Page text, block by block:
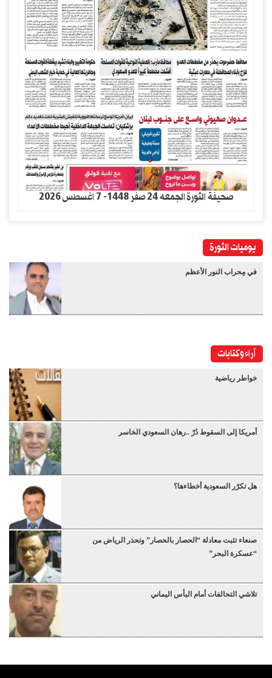
صحيفة الثورة الجمعه 24 صفر 1448- 7 اغسطس 2026
يوميات الثورة
في مِحراب النور الأعظم
آراء وكتابات
خواطر رياضية
أمريكا إلى السقوط دُرْ ..رهان السعودي الخاسر
هل تكرّر السعودية أخطاءها؟
صنعاء تثبت معادلة “الحصار بالحصار” وتحذر الرياض من
“عسكرة البحر”
تلاشي التحالفات أمام البأس اليماني